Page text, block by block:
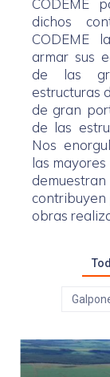
CODEME
dichos
CODEME
armar sus
de las
estructuras
de gran
de las
Nos
las
obras